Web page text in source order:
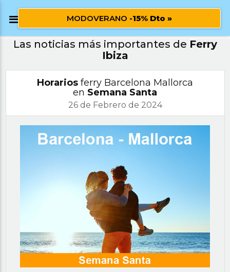
MODOVERANO -15% Dto »
Las noticias más importantes de Ferry
Ibiza
Horarios ferry Barcelona Mallorca
en Semana Santa
26 de Febrero de 2024